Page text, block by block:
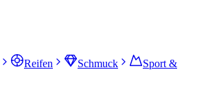
Reifen Schmuck
Sport &